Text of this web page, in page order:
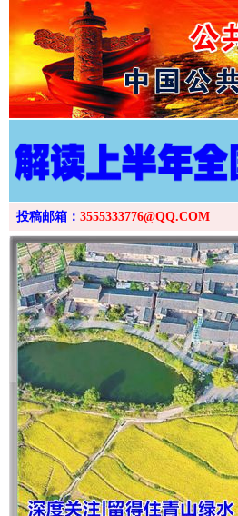
投稿邮箱： 3555333776@QQ.COM